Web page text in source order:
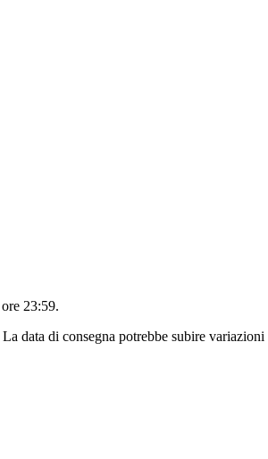
23:59.
data di consegna potrebbe subire